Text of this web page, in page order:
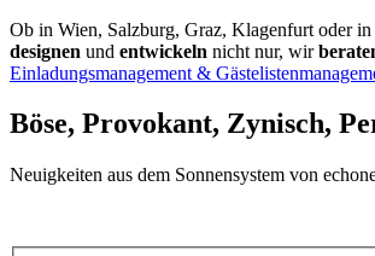
Ob in Wien, Salzburg, Graz, Klagenfurt oder
designen und entwickeln nicht nur, wir
Einladungsmanagement &
Böse, Provokant, Zynisch,
Neuigkeiten aus dem Sonnensystem von